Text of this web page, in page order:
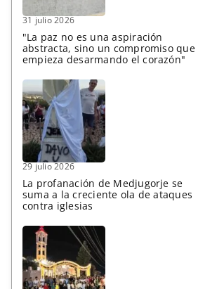
31 julio 2026
"La paz no es una aspiración
abstracta, sino un compromiso que
empieza desarmando el corazón"
29 julio 2026
La profanación de Medjugorje se
suma a la creciente ola de ataques
contra iglesias